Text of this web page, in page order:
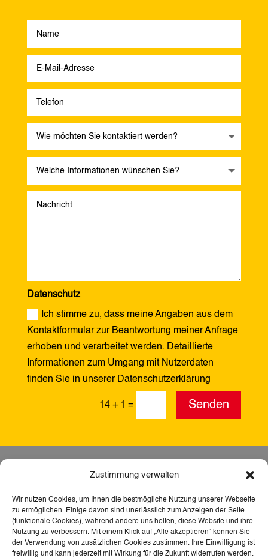
Zustimmung verwalten
Wir nutzen Cookies, um Ihnen die bestmögliche Nutzung unserer Webseite
zu ermöglichen. Einige davon sind unerlässlich zum Anzeigen der Seite
(funktionale Cookies), während andere uns helfen, diese Website und ihre
Nutzung zu verbessern. Mit einem Klick auf „Alle akzeptieren“ können Sie
der Verwendung von zusätzlichen Cookies zustimmen. Ihre Einwilligung ist
freiwillig und kann jederzeit mit Wirkung für die Zukunft widerrufen werden.
Datenschutz
Ich stimme zu, dass meine Angaben aus dem
Kontaktformular zur Beantwortung meiner Anfrage
erhoben und verarbeitet werden. Detaillierte
Informationen zum Umgang mit Nutzerdaten
finden Sie in unserer Datenschutzerklärung
14 + 1 = Senden